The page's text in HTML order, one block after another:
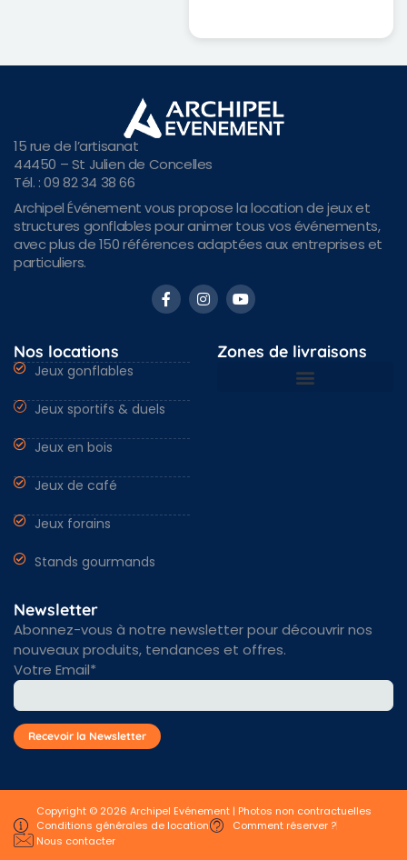
15 rue de l’artisanat
44450 – St Julien de Concelles
Tél. : 09 82 34 38 66
Archipel Événement vous propose la location de jeux et
structures gonflables pour animer tous vos événements,
avec plus de 150 références adaptées aux entreprises et
particuliers.
Nos locations
Jeux gonflables
Jeux sportifs & duels
Jeux en bois
Jeux de café
Jeux forains
Stands gourmands
Zones de livraisons
Newsletter
Abonnez-vous à notre newsletter pour découvrir nos
nouveaux produits, tendances et offres.
Votre Email*
Copyright © 2026 Archipel Evénement | Photos non contractuelles
Conditions générales de location
Comment réserver ?
Nous contacter